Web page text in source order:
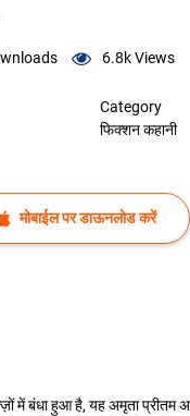
6.8kViews
Category
फिक्शन कहानी
मोबाईल पर डाऊनलोड करें
में बंधा हुआ है, यह अमृता प्रीतम